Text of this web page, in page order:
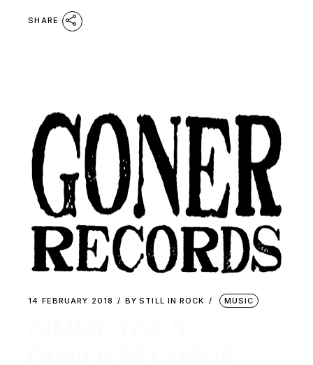
SHARE
14 FEBRUARY 2018 BY STILL IN ROCK MUSIC